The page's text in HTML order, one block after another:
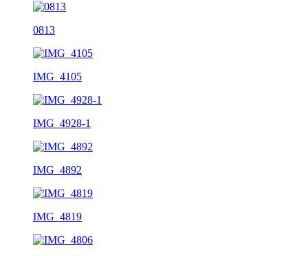
0813
IMG_4105
IMG_4928-1
IMG_4892
IMG_4819